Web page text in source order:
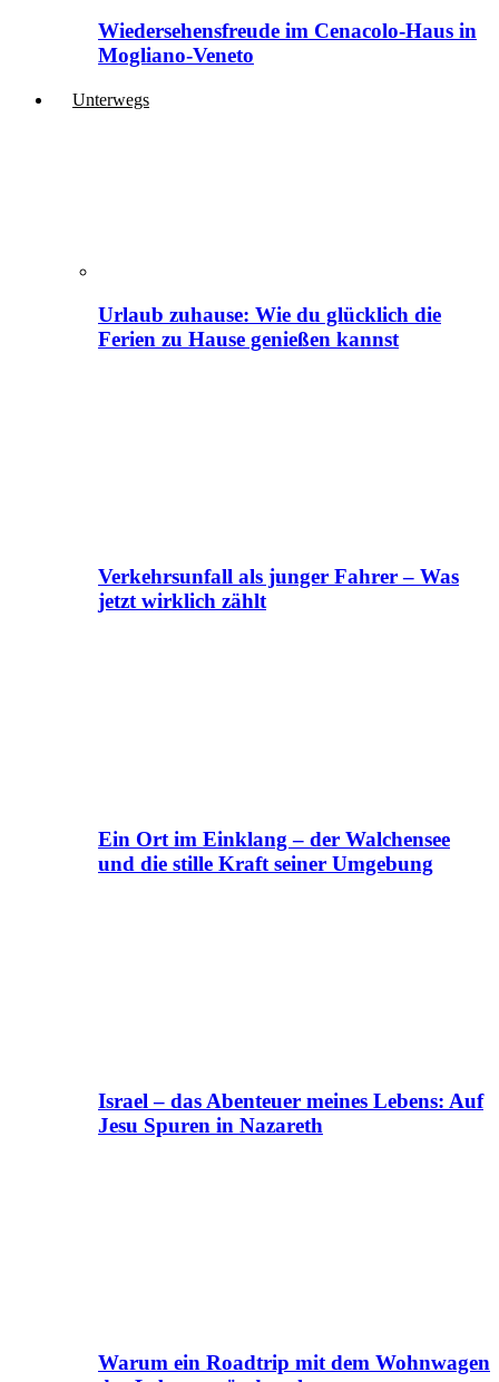
Wiedersehensfreude im Cenacolo-Haus in
Mogliano-Veneto
Unterwegs
Urlaub zuhause: Wie du glücklich die
Ferien zu Hause genießen kannst
Verkehrsunfall als junger Fahrer – Was
jetzt wirklich zählt
Ein Ort im Einklang – der Walchensee
und die stille Kraft seiner Umgebung
Israel – das Abenteuer meines Lebens: Auf
Jesu Spuren in Nazareth
Warum ein Roadtrip mit dem Wohnwagen